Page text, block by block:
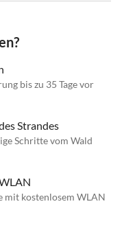
bis zu 35 Tage vor
Strandes
Schritte vom Wald
mit kostenlosem WLAN